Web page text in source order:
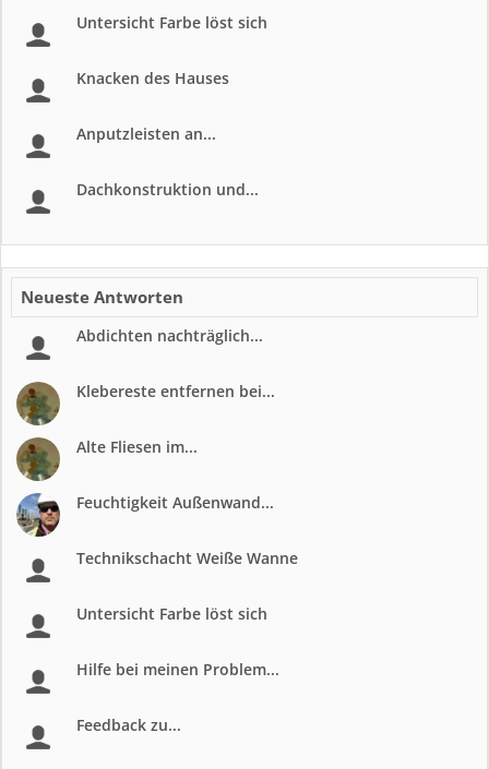
Untersicht Farbe löst sich
Knacken des Hauses
Anputzleisten an...
Dachkonstruktion und...
Neueste Antworten
Abdichten nachträglich...
Klebereste entfernen bei...
Alte Fliesen im...
Feuchtigkeit Außenwand...
Technikschacht Weiße Wanne
Untersicht Farbe löst sich
Hilfe bei meinen Problem...
Feedback zu...